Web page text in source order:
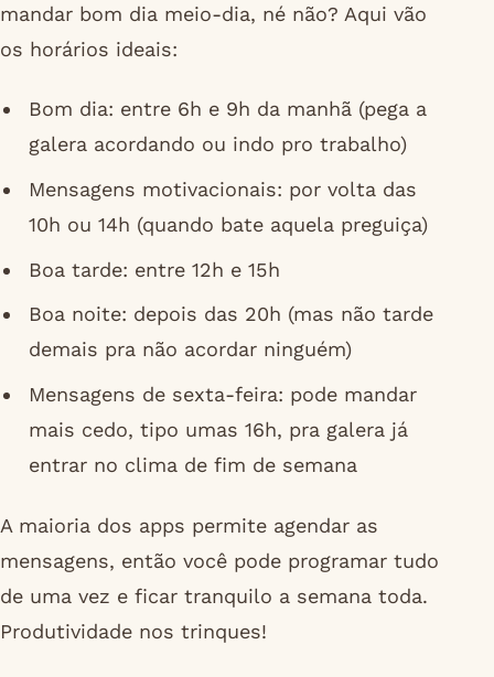
mandar bom dia meio-dia, né não? Aqui vão
os horários ideais:
Bom dia: entre 6h e 9h da manhã (pega a
galera acordando ou indo pro trabalho)
Mensagens motivacionais: por volta das
10h ou 14h (quando bate aquela preguiça)
Boa tarde: entre 12h e 15h
Boa noite: depois das 20h (mas não tarde
demais pra não acordar ninguém)
Mensagens de sexta-feira: pode mandar
mais cedo, tipo umas 16h, pra galera já
entrar no clima de fim de semana
A maioria dos apps permite agendar as
mensagens, então você pode programar tudo
de uma vez e ficar tranquilo a semana toda.
Produtividade nos trinques!